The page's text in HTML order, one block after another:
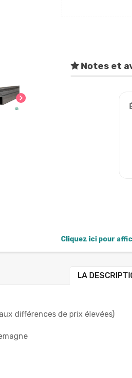
chevron_right
Notes et
Cliquez ici pour
LA
différences de prix élevées)